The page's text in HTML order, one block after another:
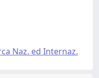
Naz. ed Internaz.